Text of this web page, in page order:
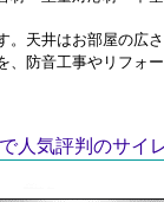
。天井はお部屋の広
、防音工事やリフォ
人気評判のサイ